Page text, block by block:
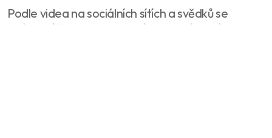
Podle videa na sociálních sítích a svědků se
události účastnilo asi 30 lidí. Policisté zahájili